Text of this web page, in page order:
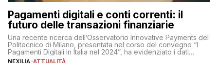
Pagamenti digitali e conti correnti: il
futuro delle transazioni finanziarie
Una recente ricerca dell’Osservatorio Innovative Payments del
Politecnico di Milano, presentata nel corso del convegno “I
Pagamenti Digitali in Italia nel 2024”, ha evidenziato i dati
definitivi del primo semestre 2024 relativamente alle
NEXILIA-ATTUALITÀ